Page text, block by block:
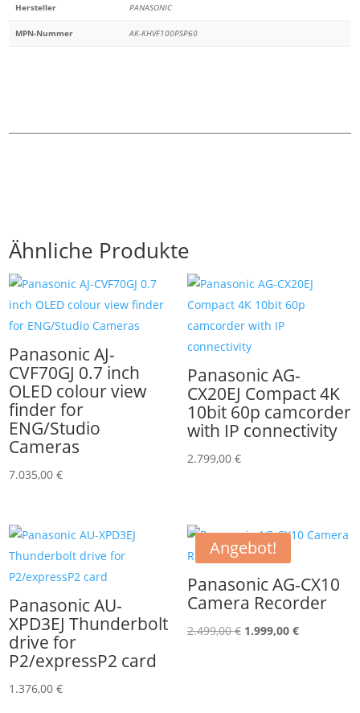
Hersteller PANASONIC
MPN-Nummer AK-KHVF100PSP60
Ähnliche Produkte
Panasonic AJ-
CVF70GJ 0.7 inch
OLED colour view
finder for
ENG/Studio
Cameras
7.035,00€
Panasonic AG-
CX20EJ Compact 4K
10bit 60p camcorder
with IP connectivity
2.799,00 €
Panasonic AU-
XPD3EJ Thunderbolt
drive for
P2/expressP2 card
1.376,00€
Angebot!
Panasonic AG-CX10
Camera Recorder
2.499,00€ Ursprünglicher
1.999,00 €Aktueller